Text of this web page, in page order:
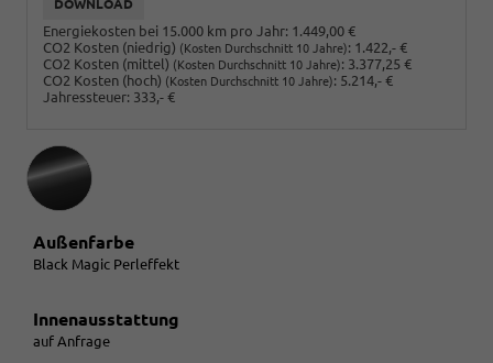
DOWNLOAD
Energiekosten bei 15.000 km pro Jahr: 1.449,00 €
CO2 Kosten (niedrig) (Kosten Durchschnitt 10 Jahre): 1.422,- €
CO2 Kosten (mittel) (Kosten Durchschnitt 10 Jahre): 3.377,25 €
CO2 Kosten (hoch) (Kosten Durchschnitt 10 Jahre): 5.214,- €
Jahressteuer: 333,- €
Außenfarbe
Black Magic Perleffekt
Innenausstattung
auf Anfrage